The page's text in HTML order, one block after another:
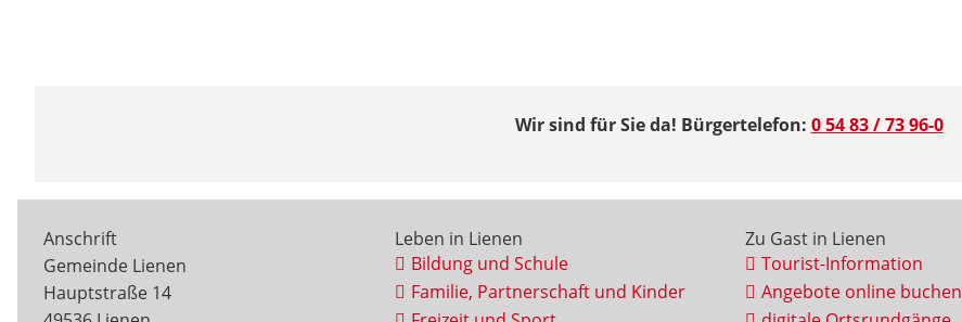
Wir sind für Sie da! Bürgertelefon: 0 54 83 / 73 96-0
Anschrift
Gemeinde Lienen
Hauptstraße 14
Leben in Lienen
Bildung und Schule
Familie, Partnerschaft und Kinder
Zu Gast in Lienen
Tourist-Information
Angebote online buchen